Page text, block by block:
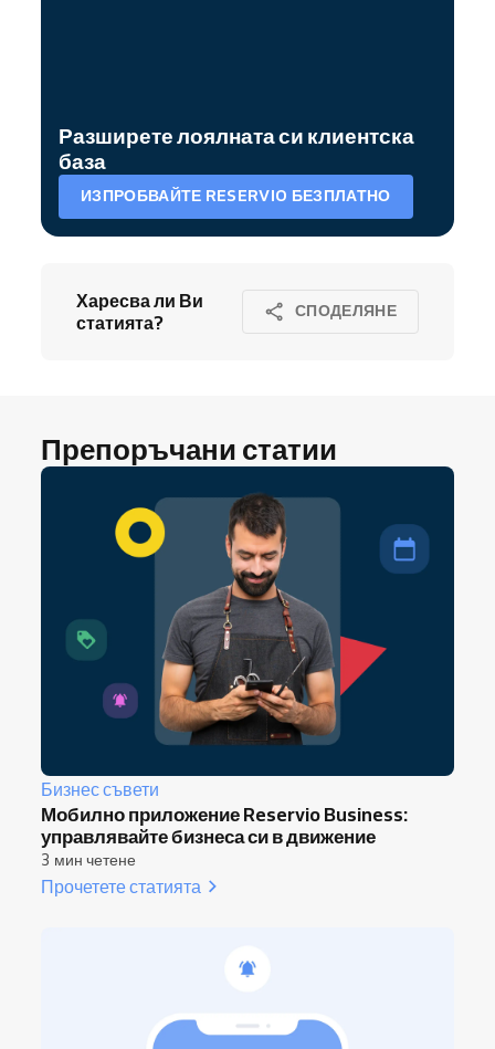
Разширете лоялната си клиентска
база
ИЗПРОБВАЙТЕ RESERVIO БЕЗПЛАТНО
Харесва ли Ви
статията?
СПОДЕЛЯНЕ
Препоръчани статии
Бизнес съвети
Мобилно приложение Reservio Business:
управлявайте бизнеса си в движение
3 мин четене
Прочетете статията